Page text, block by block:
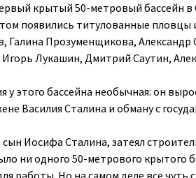
крытый 50-метровый бассейн в
появились титулованные пловцы
Галина Прозуменщикова,
Игорь Лукашин, Дмитрий Саутин,
у этого бассейна необычная: он
Василия Сталина и обману с
сын Иосифа Сталина, затеял
ни одного 50-метрового крытого
работы. Но на самом деле все чуть